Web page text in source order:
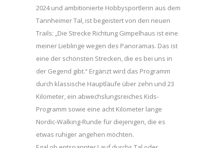
2024 und ambitionierte Hobbysportlerin aus dem
Tannheimer Tal, ist begeistert von den neuen
Trails: „Die Strecke Richtung Gimpelhaus ist eine
meiner Lieblinge wegen des Panoramas. Das ist
eine der schönsten Strecken, die es bei uns in
der Gegend gibt.“ Ergänzt wird das Programm
durch klassische Hauptläufe über zehn und 23
Kilometer, ein abwechslungsreiches Kids-
Programm sowie eine acht Kilometer lange
Nordic-Walking-Runde für diejenigen, die es
etwas ruhiger angehen möchten.